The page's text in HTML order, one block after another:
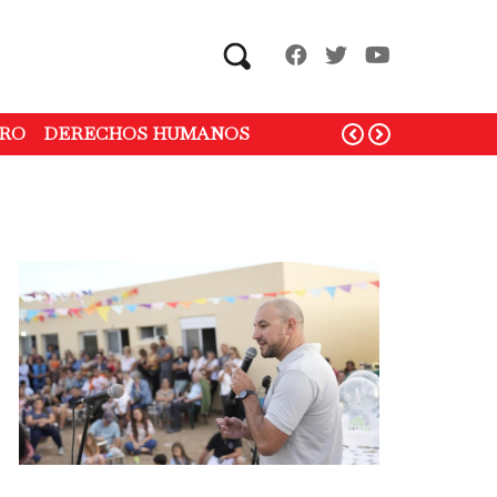
Search
DERECHOS HUMANOS